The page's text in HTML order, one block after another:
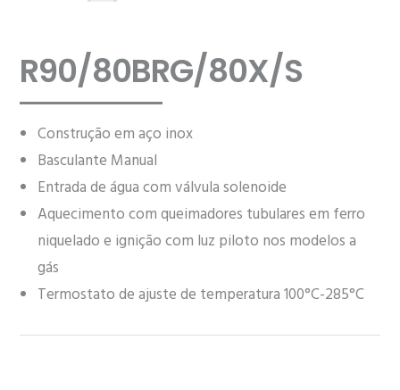
R90/80BRG/80X/S
Construção em aço inox
Basculante Manual
Entrada de água com válvula solenoide
Aquecimento com queimadores tubulares em ferro
niquelado e ignição com luz piloto nos modelos a
gás
Termostato de ajuste de temperatura 100°C-285°C